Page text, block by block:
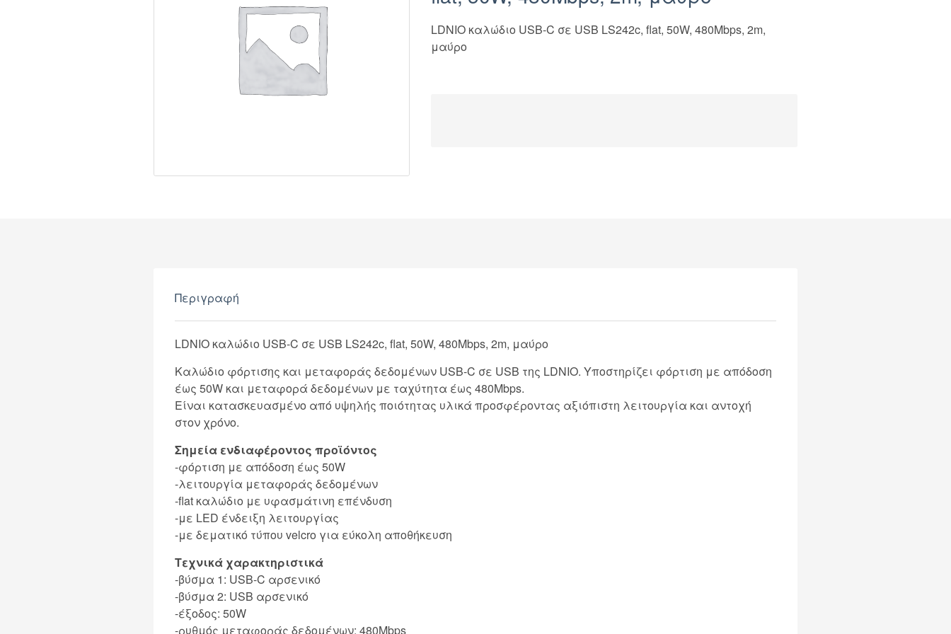
LDNIO καλώδιο USB-C σε USB LS242c, flat, 50W, 480Mbps, 2m,
μαύρο
Περιγραφή
LDNIO καλώδιο USB-C σε USB LS242c, flat, 50W, 480Mbps, 2m, μαύρο
Καλώδιο φόρτισης και μεταφοράς δεδομένων USB-C σε USB της LDNIO. Υποστηρίζει φόρτιση με απόδοση
έως 50W και μεταφορά δεδομένων με ταχύτητα έως 480Mbps.
Είναι κατασκευασμένο από υψηλής ποιότητας υλικά προσφέροντας αξιόπιστη λειτουργία και αντοχή
στον χρόνο.
Σημεία ενδιαφέροντος προϊόντος
-φόρτιση με απόδοση έως 50W
-λειτουργία μεταφοράς δεδομένων
-flat καλώδιο με υφασμάτινη επένδυση
-με LED ένδειξη λειτουργίας
-με δεματικό τύπου velcro για εύκολη αποθήκευση
Τεχνικά χαρακτηριστικά
-βύσμα 1: USB-C αρσενικό
-βύσμα 2: USB αρσενικό
-έξοδος: 50W
-ρυθμός μεταφοράς δεδομένων: 480Mbps